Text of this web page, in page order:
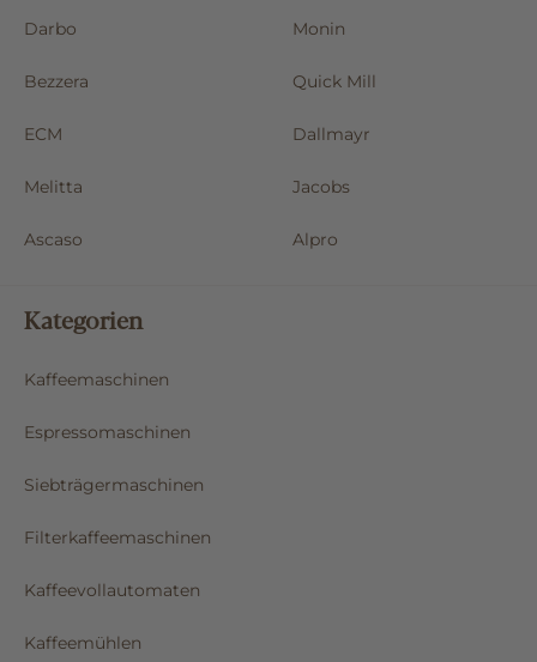
Darbo Monin
Bezzera Quick Mill
ECM Dallmayr
Melitta Jacobs
Ascaso Alpro
Kategorien
Kaffeemaschinen
Espressomaschinen
Siebträgermaschinen
Filterkaffeemaschinen
Kaffeevollautomaten
Kaffeemühlen